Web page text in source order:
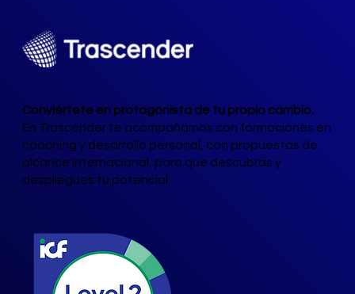
Conviértete en protagonista de tu propio cambio.
En Trascender te acompañamos con formaciones en
coaching y desarrollo personal, con propuestas de
alcance internacional, para que descubras y
despliegues tu potencial.